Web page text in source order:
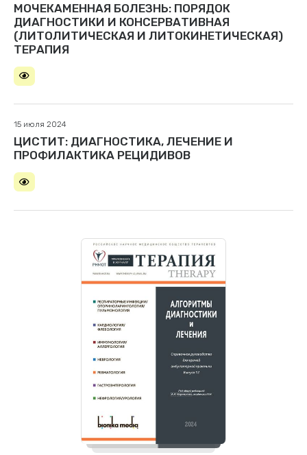
МОЧЕКАМЕННАЯ БОЛЕЗНЬ: ПОРЯДОК
ДИАГНОСТИКИ И КОНСЕРВАТИВНАЯ
(ЛИТОЛИТИЧЕСКАЯ И ЛИТОКИНЕТИЧЕСКАЯ)
ТЕРАПИЯ
15 июля 2024
ЦИСТИТ: ДИАГНОСТИКА, ЛЕЧЕНИЕ И
ПРОФИЛАКТИКА РЕЦИДИВОВ